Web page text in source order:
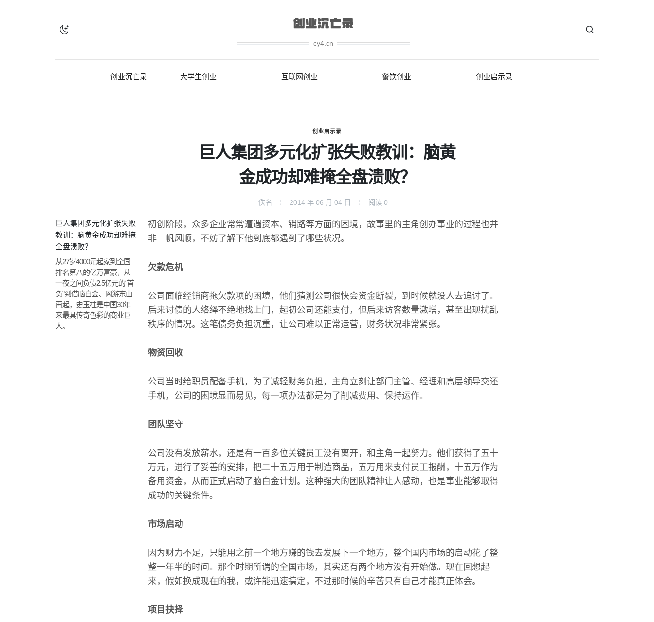
cy4.cn
创业沉亡录 大学生创业 互联网创业 餐饮创业 创业启示录
创业启示录
巨人集团多元化扩张失败教训：脑黄
金成功却难掩全盘溃败？
佚名 2014 年 06 月 04 日 阅读 0
巨人集团多元化扩张失败
教训：脑黄金成功却难掩
全盘溃败？
从27岁4000元起家到全国
排名第八的亿万富豪，从
一夜之间负债2.5亿元的“首
负”到借脑白金、网游东山
再起，史玉柱是中国30年
来最具传奇色彩的商业巨
人。
初创阶段，众多企业常常遭遇资本、销路等方面的困境，故事里的主角创办事业的过程也并
非一帆风顺，不妨了解下他到底都遇到了哪些状况。
欠款危机
公司面临经销商拖欠款项的困境，他们猜测公司很快会资金断裂，到时候就没人去追讨了。
后来讨债的人络绎不绝地找上门，起初公司还能支付，但后来访客数量激增，甚至出现扰乱
秩序的情况。这笔债务负担沉重，让公司难以正常运营，财务状况非常紧张。
物资回收
公司当时给职员配备手机，为了减轻财务负担，主角立刻让部门主管、经理和高层领导交还
手机，公司的困境显而易见，每一项办法都是为了削减费用、保持运作。
团队坚守
公司没有发放薪水，还是有一百多位关键员工没有离开，和主角一起努力。他们获得了五十
万元，进行了妥善的安排，把二十五万用于制造商品，五万用来支付员工报酬，十五万作为
备用资金，从而正式启动了脑白金计划。这种强大的团队精神让人感动，也是事业能够取得
成功的关键条件。
市场启动
因为财力不足，只能用之前一个地方赚的钱去发展下一个地方，整个国内市场的启动花了整
整一年半的时间。那个时期所谓的全国市场，其实还有两个地方没有开始做。现在回想起
来，假如换成现在的我，或许能迅速搞定，不过那时候的辛苦只有自己才能真正体会。
项目抉择